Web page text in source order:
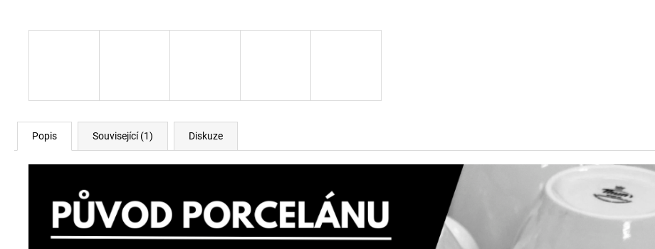
Popis Související (1) Diskuze